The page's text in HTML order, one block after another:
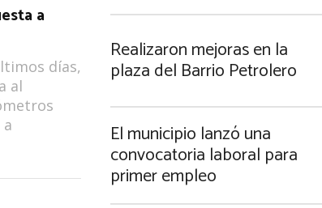
a
días,
al
Realizaron mejoras en la
plaza del Barrio Petrolero
El municipio lanzó una
convocatoria laboral para
primer empleo